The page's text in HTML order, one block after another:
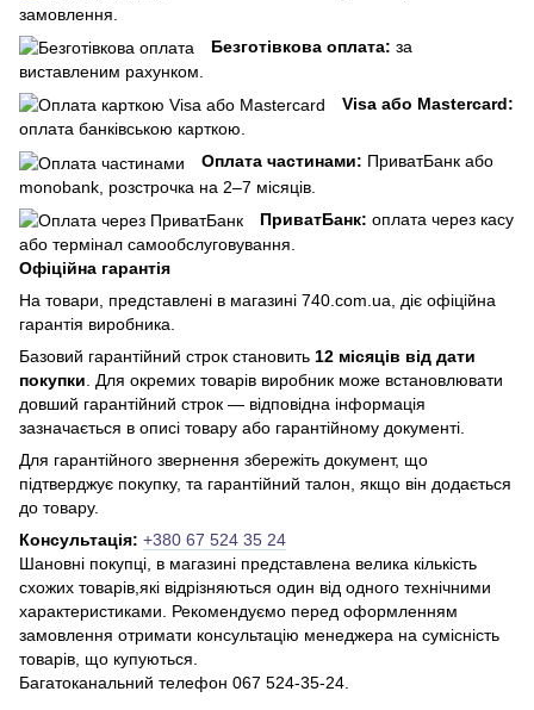
замовлення.
Безготівкова оплата: за
виставленим рахунком.
Visa або Mastercard:
оплата банківською карткою.
Оплата частинами: ПриватБанк або
monobank, розстрочка на 2–7 місяців.
ПриватБанк: оплата через касу
або термінал самообслуговування.
Офіційна гарантія
На товари, представлені в магазині 740.com.ua, діє офіційна
гарантія виробника.
Базовий гарантійний строк становить 12 місяців від дати
покупки . Для окремих товарів виробник може встановлювати
довший гарантійний строк — відповідна інформація
зазначається в описі товару або гарантійному документі.
Для гарантійного звернення збережіть документ, що
підтверджує покупку, та гарантійний талон, якщо він додається
до товару.
Консультація: +380 67 524 35 24
Шановні покупці, в магазині представлена ​​велика кількість
схожих товарів,які відрізняються один від одного технічними
характеристиками. Рекомендуємо перед оформленням
замовлення отримати консультацію менеджера на сумісність
товарів, що купуються.
Багатоканальний телефон 067 524-35-24.